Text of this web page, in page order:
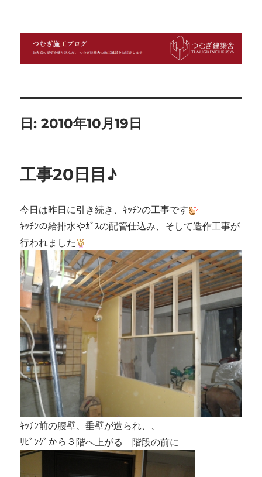
つむぎ施工ブログ
日:2010年10月19日
工事20日目♪
今日は昨日に引き続き、ｷｯﾁﾝの工事です
ｷｯﾁﾝの給排水やｶﾞｽの配管仕込み、そして造作工事が
行われました
ｷｯﾁﾝ前の腰壁、垂壁が造られ、、
ﾘﾋﾞﾝｸﾞから３階へ上がる 階段の前に